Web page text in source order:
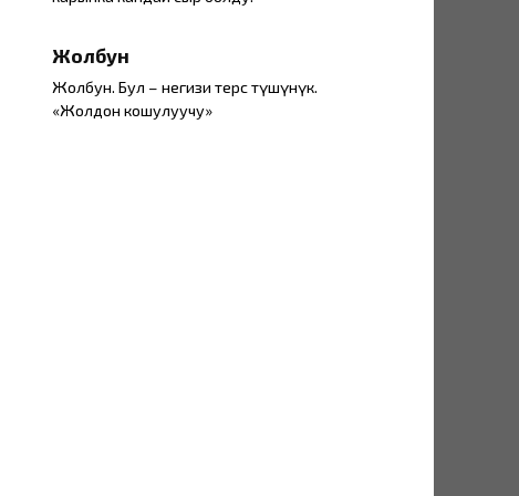
Жолбун
Жолбун. Бул – негизи терс түшүнүк.
«Жолдон кошулуучу»